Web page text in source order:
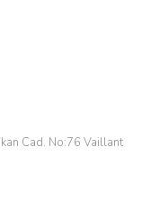
Cad. No:76 Vaillant